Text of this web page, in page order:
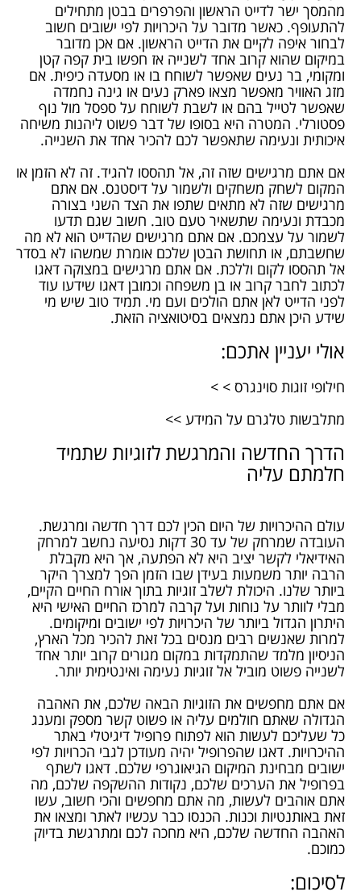
מהמסך ישר לדייט הראשון והפרפרים בבטן מתחילים
להתעופף. כאשר מדובר על היכרויות לפי ישובים חשוב
לבחור איפה לקיים את הדייט הראשון. אם אכן מדובר
במיקום שהוא קרוב אחד לשנייה אז חפשו בית קפה קטן
ומקומי, בר נעים שאפשר לשוחח בו או מסעדה כיפית. אם
מזג האוויר מאפשר מצאו פארק נעים או גינה נחמדה
שאפשר לטייל בהם או לשבת לשוחח על ספסל מול נוף
פסטורלי. המטרה היא בסופו של דבר פשוט ליהנות משיחה
איכותית ונעימה שתאפשר לכם להכיר אחד את השנייה.
אם אתם מרגישים שזה זה, אל תהססו להגיד. זה לא הזמן או
המקום לשחק משחקים ולשמור על דיסטנס. אם אתם
מרגישים שזה לא מתאים שתפו את הצד השני בצורה
מכבדת ונעימה שתשאיר טעם טוב. חשוב שגם תדעו
לשמור על עצמכם. אם אתם מרגישים שהדייט הוא לא מה
שחשבתם, או תחושת הבטן שלכם אומרת שמשהו לא בסדר
אל תהססו לקום וללכת. אם אתם מרגישים במצוקה דאגו
לכתוב לחבר קרוב או בן משפחה וכמובן דאגו שידעו עוד
לפני הדייט לאן אתם הולכים ועם מי. תמיד טוב שיש מי
שידע היכן אתם נמצאים בסיטואציה הזאת.
אולי יעניין אתכם:
חילופי זוגות סוינגרס > >
מתלבשות טלגרם על המידע >>
הדרך החדשה והמרגשת לזוגיות שתמיד
חלמתם עליה
עולם ההיכרויות של היום הכין לכם דרך חדשה ומרגשת.
העובדה שמרחק של עד 30 דקות נסיעה נחשב למרחק
האידיאלי לקשר יציב היא לא הפתעה, אך היא מקבלת
הרבה יותר משמעות בעידן שבו הזמן הפך למצרך היקר
ביותר שלנו. היכולת לשלב זוגיות בתוך אורח החיים הקיים,
מבלי לוותר על נוחות ועל קרבה למרכז החיים האישי היא
היתרון הגדול ביותר של היכרויות לפי ישובים ומיקומים.
למרות שאנשים רבים מנסים בכל זאת להכיר מכל הארץ,
הניסיון מלמד שהתמקדות במקום מגורים קרוב יותר אחד
לשנייה פשוט מוביל אל זוגיות נעימה ואינטימית יותר.
אם אתם מחפשים את הזוגיות הבאה שלכם, את האהבה
הגדולה שאתם חולמים עליה או פשוט קשר מספק ומענג
כל שעליכם לעשות הוא לפתוח פרופיל דיגיטלי באתר
ההיכרויות. דאגו שהפרופיל יהיה מעודכן לגבי הכרויות לפי
ישובים מבחינת המיקום הגיאוגרפי שלכם. דאגו לשתף
בפרופיל את הערכים שלכם, נקודות ההשקפה שלכם, מה
אתם אוהבים לעשות, מה אתם מחפשים והכי חשוב, עשו
זאת באותנטיות וכנות. הכנסו כבר עכשיו לאתר ומצאו את
האהבה החדשה שלכם, היא מחכה לכם ומתרגשת בדיוק
כמוכם.
לסיכום: